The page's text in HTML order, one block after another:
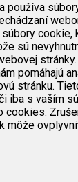
používa
sú
pomáhajú
stránku.
iba s vaším
môže